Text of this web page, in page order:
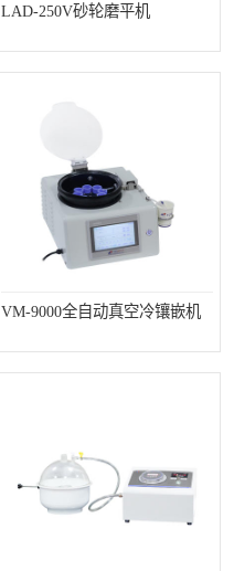
LAD-250V砂轮磨平机
VM-9000全自动真空冷镶嵌机